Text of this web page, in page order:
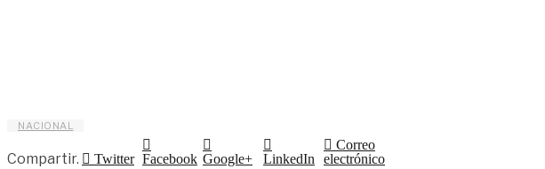
NACIONAL
Compartir. Twitter Facebook Google+ LinkedIn
Correo
electrónico